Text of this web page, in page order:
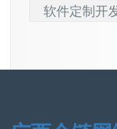
软件定制开